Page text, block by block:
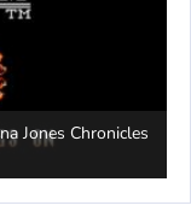
Jones Chronicles